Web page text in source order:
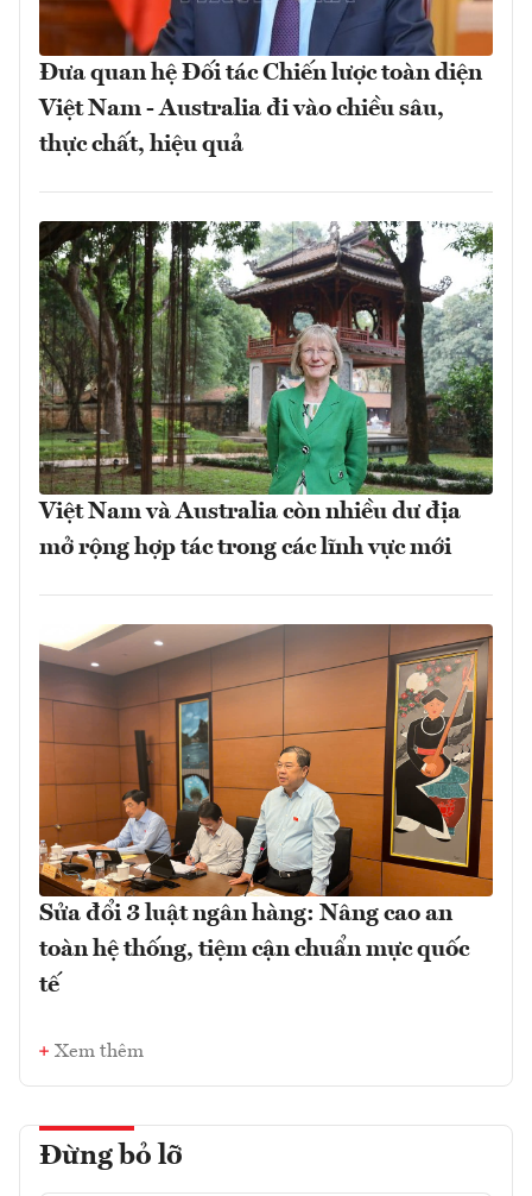
Đưa quan hệ Đối tác Chiến lược toàn diện
Việt Nam - Australia đi vào chiều sâu,
thực chất, hiệu quả
Việt Nam và Australia còn nhiều dư địa
mở rộng hợp tác trong các lĩnh vực mới
Sửa đổi 3 luật ngân hàng: Nâng cao an
toàn hệ thống, tiệm cận chuẩn mực quốc
tế
Xem thêm
Đừng bỏ lỡ